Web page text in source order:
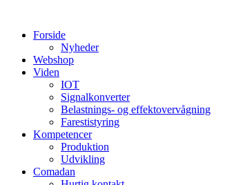
indholdForside
Nyheder
Webshop
Viden
IOT
Signalkonverter
Belastnings- og effektovervågning
Farestistyring
Kompetencer
Produktion
Udvikling
Comadan